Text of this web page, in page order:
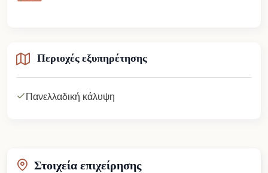
Περιοχές εξυπηρέτησης
Πανελλαδική κάλυψη
Στοιχεία επιχείρησης